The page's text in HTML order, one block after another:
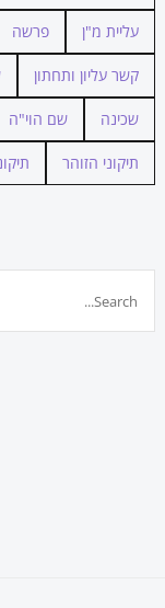
עליית מ"ן פרשה
קשר עליון ותחתון
שכינה שם הוי"ה
תיקוני הזוהר